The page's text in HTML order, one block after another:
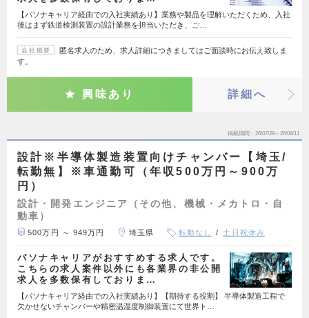
【パソナキャリア経由での入社実績あり】業務や製品を理解いただくため、入社
後はまず鉄道検測装置の設計業務を担当いただき、ご…
会社概要
匿名求人のため、求人詳細につきましてはご面談時にお伝え致しま
す。
興味あり 詳細へ
掲載期間 26/07/29～26/08/11
設計※半導体製造装置向けチャンバー【埼玉/
転勤無】※車通勤可（年収500万円～900万
円）
設計・開発エンジニア（その他、機械・メカトロ・自
動車）
500万円 ～ 949万円 埼玉県 転勤なし 土日祝休み
パソナキャリアがおすすめする求人です。
こちらの求人案件以外にも各業界の非公開
求人を多数保有しておりま…
【パソナキャリア経由での入社実績あり】【期待する役割】 半導体製造工程で
欠かせないチャンバーや精密温湿度制御装置にて世界ト…